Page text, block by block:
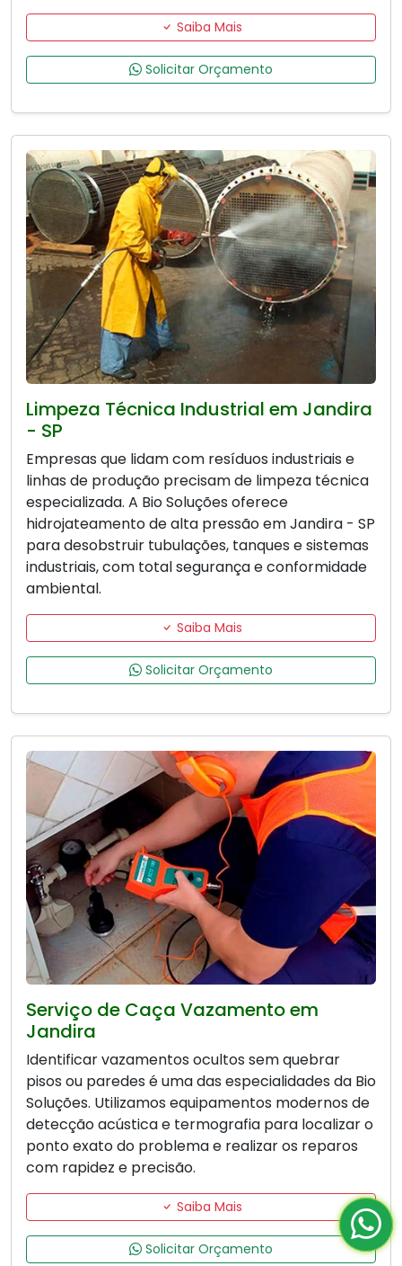
Saiba Mais
Solicitar Orçamento
Limpeza Técnica Industrial em Jandira
- SP
Empresas que lidam com resíduos industriais e
linhas de produção precisam de limpeza técnica
especializada. A Bio Soluções oferece
hidrojateamento de alta pressão em Jandira - SP
para desobstruir tubulações, tanques e sistemas
industriais, com total segurança e conformidade
ambiental.
Saiba Mais
Solicitar Orçamento
Serviço de Caça Vazamento em
Jandira
Identificar vazamentos ocultos sem quebrar
pisos ou paredes é uma das especialidades da Bio
Soluções. Utilizamos equipamentos modernos de
detecção acústica e termografia para localizar o
ponto exato do problema e realizar os reparos
com rapidez e precisão.
Saiba Mais
Solicitar Orçamento